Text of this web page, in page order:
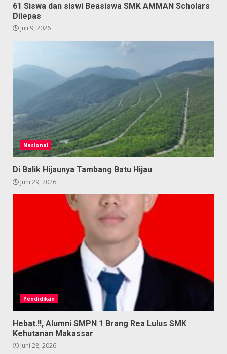
61 Siswa dan siswi Beasiswa SMK AMMAN Scholars
Dilepas
Juli 9, 2026
Nasional
Di Balik Hijaunya Tambang Batu Hijau
Juni 29, 2026
Pendidikan
Hebat.!!, Alumni SMPN 1 Brang Rea Lulus SMK
Kehutanan Makassar
Juni 28, 2026